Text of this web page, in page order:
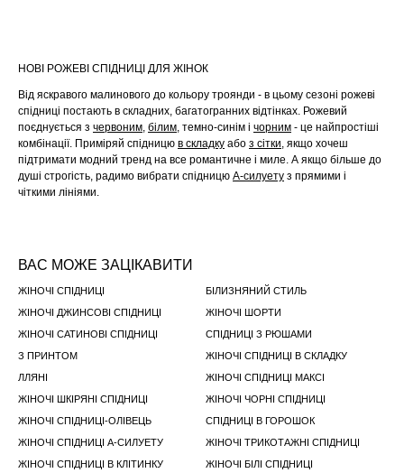
НОВІ РОЖЕВІ СПІДНИЦІ ДЛЯ ЖІНОК
Від яскравого малинового до кольору троянди - в цьому сезоні рожеві
спідниці постають в складних, багатогранних відтінках. Рожевий
поєднується з червоним, білим, темно-синім і чорним - це найпростіші
комбінації. Приміряй спідницю в складку або з сітки, якщо хочеш
підтримати модний тренд на все романтичне і миле. А якщо бiльше до
душі строгість, радимо вибрати спідницю А-силуету з прямими і
чіткими лініями.
ВАС МОЖЕ ЗАЦІКАВИТИ
ЖІНОЧІ СПІДНИЦІ
БІЛИЗНЯНИЙ СТИЛЬ
ЖІНОЧІ ДЖИНСОВІ СПІДНИЦІ
ЖІНОЧІ ШОРТИ
ЖІНОЧІ САТИНОВІ СПІДНИЦІ
СПІДНИЦІ З РЮШАМИ
З ПРИНТОМ
ЖІНОЧІ СПІДНИЦІ В СКЛАДКУ
ЛЛЯНІ
ЖІНОЧІ СПІДНИЦІ МАКСІ
ЖІНОЧІ ШКІРЯНІ СПІДНИЦІ
ЖІНОЧІ ЧОРНІ СПІДНИЦІ
ЖІНОЧІ СПІДНИЦІ-ОЛІВЕЦЬ
СПІДНИЦІ В ГОРОШОК
ЖІНОЧІ СПІДНИЦІ А-СИЛУЕТУ
ЖІНОЧІ ТРИКОТАЖНІ СПІДНИЦІ
ЖІНОЧІ СПІДНИЦІ В КЛІТИНКУ
ЖІНОЧІ БІЛІ СПІДНИЦІ